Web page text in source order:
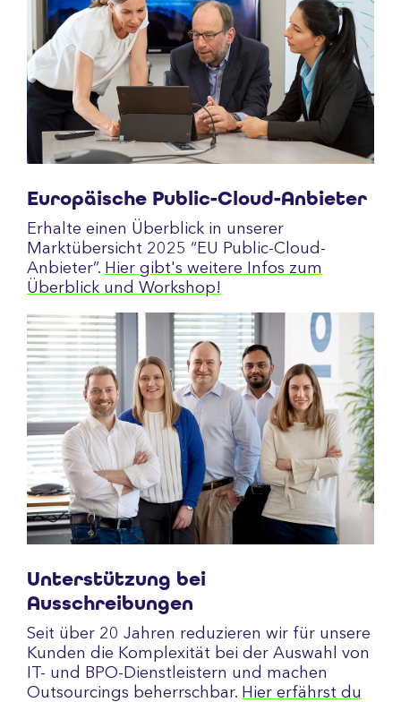
Europäische Public-Cloud-Anbieter
Erhalte einen Überblick in unserer
Marktübersicht 2025 “EU Public-Cloud-
Anbieter”. Hier gibt's weitere Infos zum
Überblick und Workshop!
Unterstützung bei
Ausschreibungen
Seit über 20 Jahren reduzieren wir für unsere
Kunden die Komplexität bei der Auswahl von
IT- und BPO-Dienstleistern und machen
Outsourcings beherrschbar. Hier erfährst du